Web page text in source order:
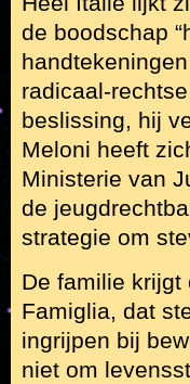
de boodschap
radicaal-
beslissing, hij
Meloni heeft
Ministerie van
de
strategie om
De familie krijgt
Famiglia, dat
ingrijpen bij
niet om